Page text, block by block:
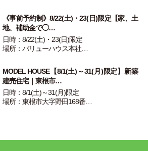
《事前予約制》8/22(土)・23(日)限定【家、土
地、補助金で◯…
日時：8/22(土)・23(日)限定
場所：バリューハウス本社…
MODEL HOUSE【8/1(土)～31(月)限定】新築
建売住宅｜東根市…
日時：8/1(土)～31(月)限定
場所：東根市大字野田168番…